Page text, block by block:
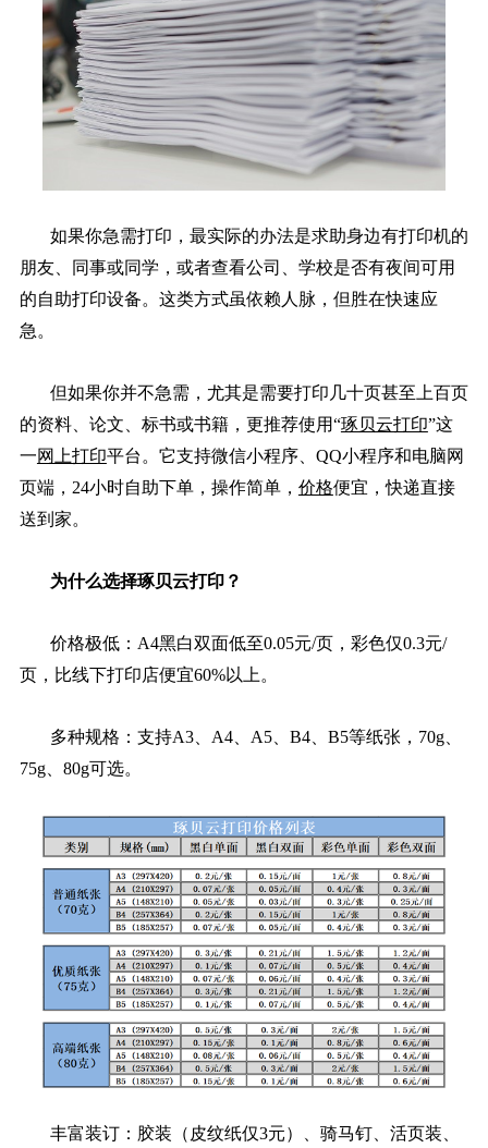
如果你急需打印，最实际的办法是求助身边有打印机的
朋友、同事或同学，或者查看公司、学校是否有夜间可用
的自助打印设备。这类方式虽依赖人脉，但胜在快速应
急。
但如果你并不急需，尤其是需要打印几十页甚至上百页
的资料、论文、标书或书籍，更推荐使用“琢贝云打印”这
一网上打印平台。它支持微信小程序、QQ小程序和电脑网
页端，24小时自助下单，操作简单， 价格便宜，快递直接
送到家。
为什么选择琢贝云打印？
价格极低：A4黑白双面低至0.05元/页，彩色仅0.3元/
页，比线下打印店便宜60%以上。
多种规格：支持A3、A4、A5、B4、B5等纸张，70g、
75g、80g可选。
丰富装订：胶装（皮纹纸仅3元）、骑马钉、活页装、